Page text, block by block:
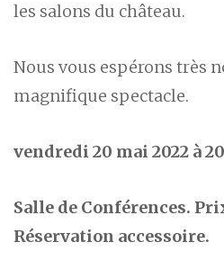
les salons du château.
Nous vous espérons très
magnifique spectacle.
vendredi 20 mai 2022 à
Salle de Conférences.
Réservation accessoire.